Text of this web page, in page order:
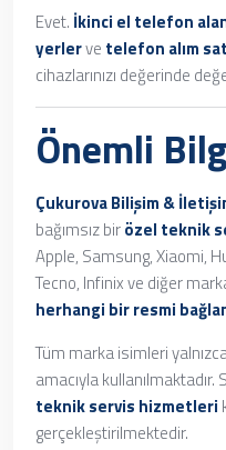
Evet. İkinci el telefon
yerlerve telefon alım
cihazlarınızı değerinde
Önemli
Çukurova Bilişim &
bağımsız birözel teknik
Apple, Samsung, Xiaomi,
Tecno, Infinix ve diğer
herhangi bir resmi
Tüm marka isimleri
amacıyla
teknik servis hizmetleri
gerçekleştirilmektedir.